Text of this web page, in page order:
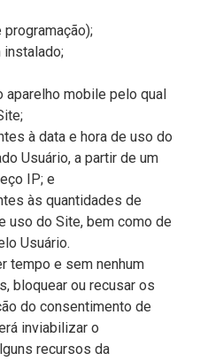
instalado;
aparelho mobile pelo qual
à data e hora de uso do
Usuário, a partir de um
IP; e
às quantidades de
uso do Site, bem como de
Usuário.
tempo e sem nenhum
bloquear ou recusar os
do consentimento de
inviabilizar o
recursos da